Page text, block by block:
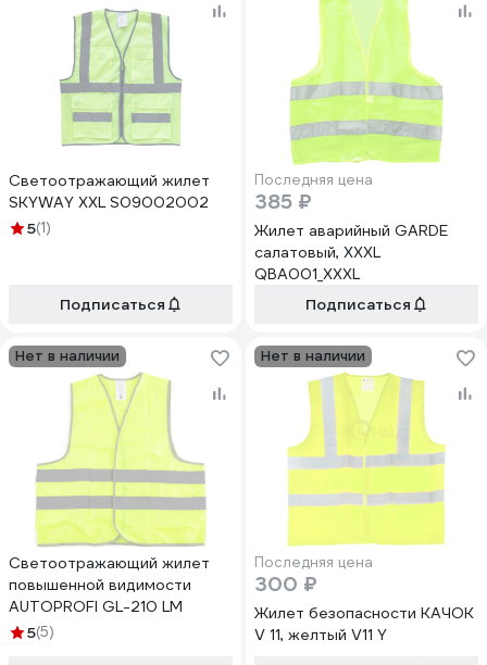
Светоотражающий жилет
SKYWAY XXL S09002002
5(1)
Подписаться
Последняя цена
385 ₽
Жилет аварийный GARDE
салатовый, XXXL
QBA001_XXXL
Подписаться
Нет в наличии
Светоотражающий жилет
повышенной видимости
AUTOPROFI GL-210 LM
5(5)
Нет в наличии
Последняя цена
300 ₽
Жилет безопасности КАЧОК
V 11, желтый V11 Y